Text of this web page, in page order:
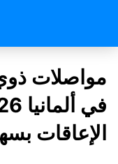
مواصلات
الإعاقات